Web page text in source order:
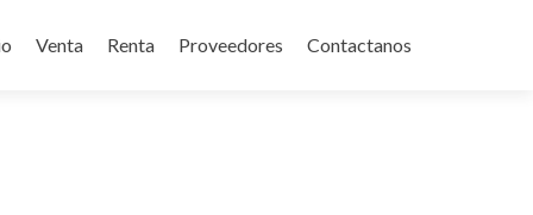
Venta Renta Proveedores Contactanos